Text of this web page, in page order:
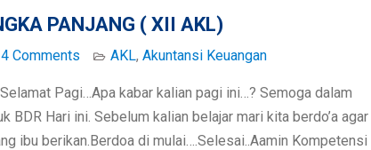
PANJANG ( XII AKL)
Comments AKL, Akuntansi Keuangan
Pagi…Apa kabar kalian pagi ini…? Semoga dalam
Hari ini. Sebelum kalian belajar mari kita berdo’a agar
ibu berikan.Berdoa di mulai….Selesai..Aamin Kompetensi